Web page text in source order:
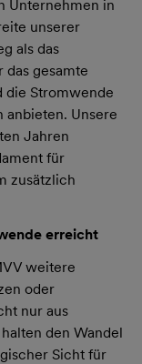
Unternehmen in
unserer
als das
gesamte
die Stromwende
anbieten. Unsere
Jahren
für
zusätzlich
erreicht
weitere
oder
nur aus
den Wandel
Sicht für